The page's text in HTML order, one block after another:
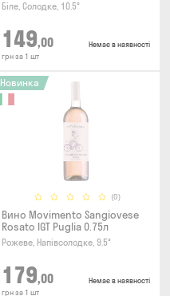
Біле, Солодке, 10.5°
149,00
грн за 1 шт
Немає в наявності
(0)
Новинка
Вино Movimento Sangiovese
Rosato IGT Puglia 0.75л
Рожеве, Напівсолодке, 9.5°
179,00
грн за 1 шт
Немає в наявності